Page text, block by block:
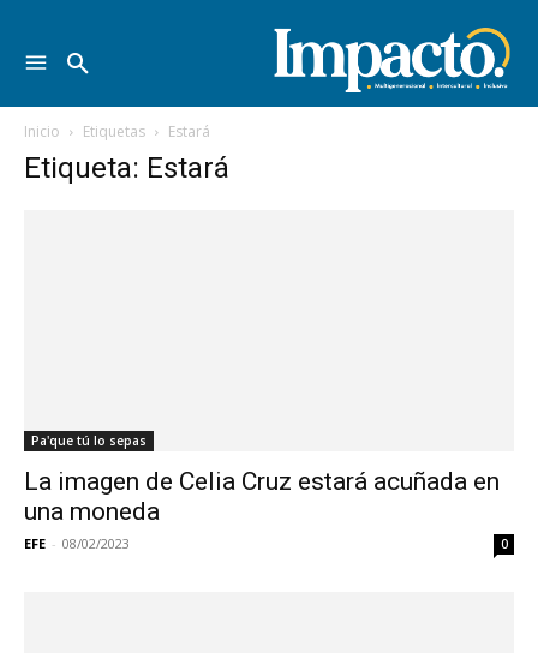
Inicio Etiquetas Estará
Etiqueta: Estará
Pa'que tú lo sepas
La imagen de Celia Cruz estará acuñada en
una moneda
EFE - 08/02/2023 0